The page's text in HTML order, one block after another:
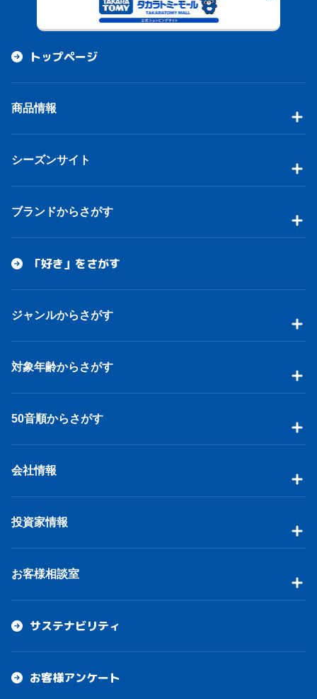
トップページ
商品情報
シーズンサイト
ブランドからさがす
「好き」をさがす
ジャンルからさがす
対象年齢からさがす
50音順からさがす
会社情報
投資家情報
お客様相談室
サステナビリティ
お客様アンケート